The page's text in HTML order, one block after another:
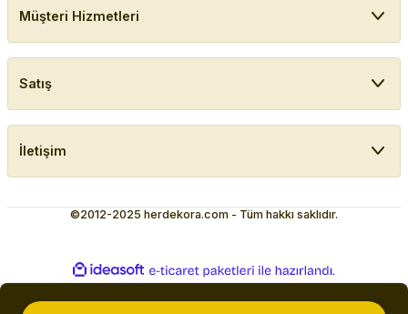
Müşteri Hizmetleri
Satış
İletişim
©2012-2025 herdekora.com - Tüm hakkı saklıdır.
ideasoft
e-
ticaret
hazırlandı.